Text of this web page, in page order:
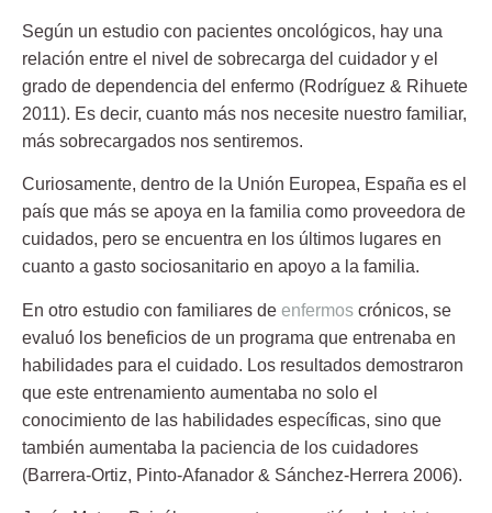
Según un estudio con pacientes oncológicos, hay una
relación entre el nivel de sobrecarga del cuidador y el
grado de dependencia del enfermo (Rodríguez & Rihuete
2011). Es decir, cuanto más nos necesite nuestro familiar,
más sobrecargados nos sentiremos.
Curiosamente, dentro de la Unión Europea, España es el
país que más se apoya en la familia como proveedora de
cuidados, pero se encuentra en los últimos lugares en
cuanto a gasto sociosanitario en apoyo a la familia.
En otro estudio con familiares de enfermos crónicos, se
evaluó los beneficios de un programa que entrenaba en
habilidades para el cuidado. Los resultados demostraron
que este entrenamiento aumentaba no solo el
conocimiento de las habilidades específicas, sino que
también aumentaba la paciencia de los cuidadores
(Barrera-Ortiz, Pinto-Afanador & Sánchez-Herrera 2006).